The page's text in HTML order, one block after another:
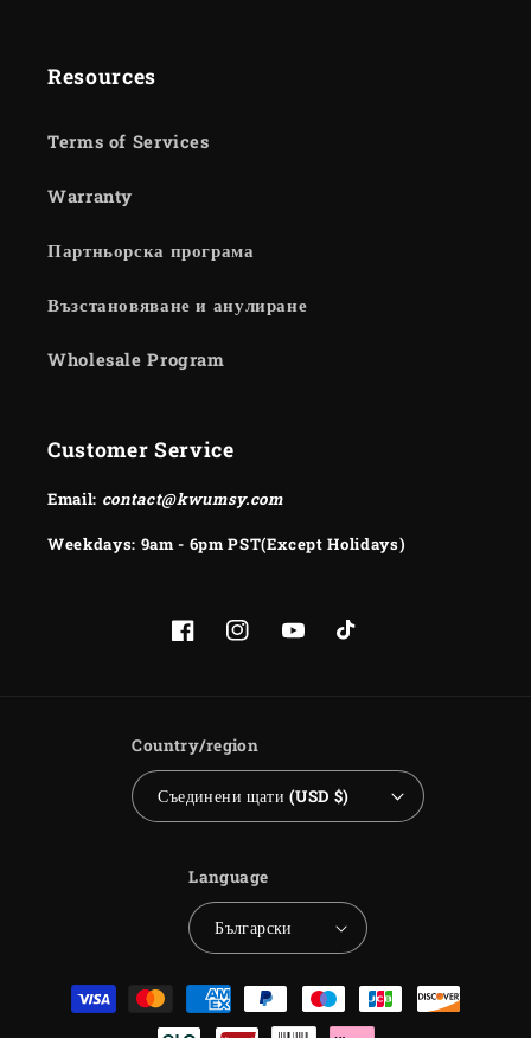
Resources
Terms of Services
Warranty
Партньорска програма
Възстановяване и анулиране
Wholesale Program
Customer Service
Email: contact@kwumsy.com
Weekdays: 9am - 6pm PST(Except Holidays)
FacebookInstagramYouTubeTikTok
Country/region
Съединени щати (USD $)
Language
Български
Payment
methods